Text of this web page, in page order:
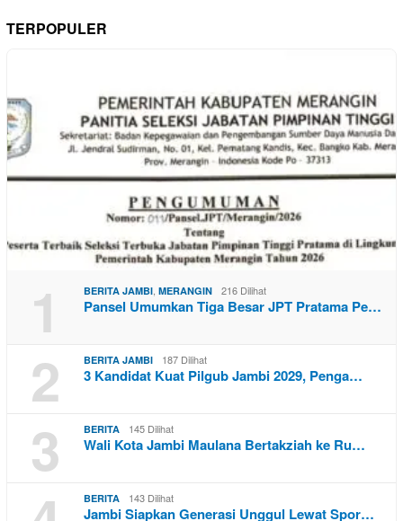
TERPOPULER
1 BERITA JAMBI, MERANGIN 216 Dilihat
Pansel Umumkan Tiga Besar JPT Pratama Pe…
2 BERITA JAMBI 187 Dilihat
3 Kandidat Kuat Pilgub Jambi 2029, Penga…
3 BERITA 145 Dilihat
Wali Kota Jambi Maulana Bertakziah ke Ru…
BERITA 143 Dilihat
Jambi Siapkan Generasi Unggul Lewat Spor…